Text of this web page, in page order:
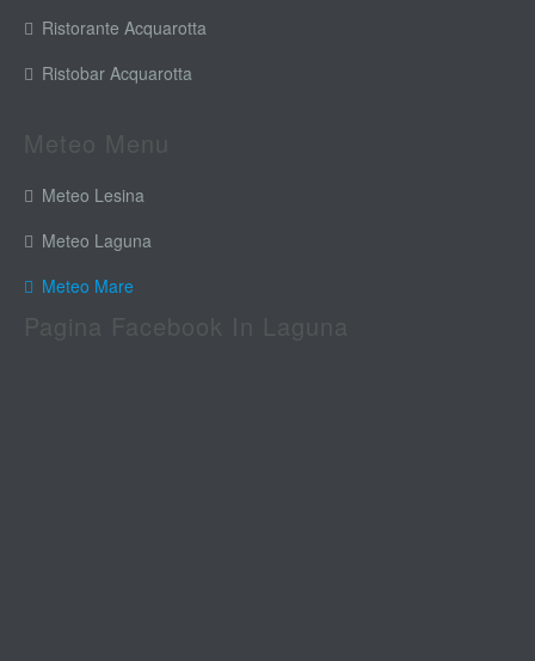
Ristorante Acquarotta
Ristobar Acquarotta
Meteo Lesina
Meteo Laguna
Meteo Mare